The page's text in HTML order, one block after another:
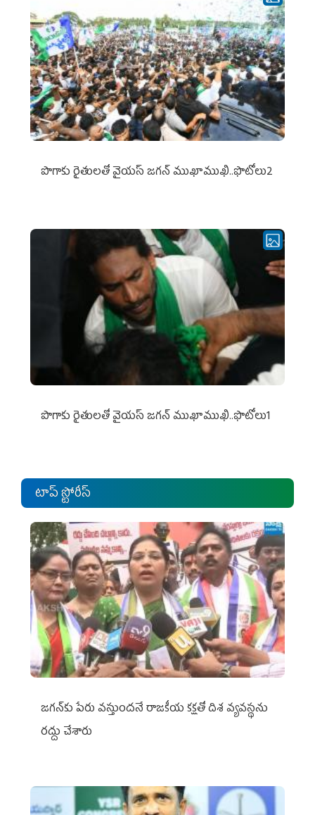
పొగాకు రైతుల‌తో వైయ‌స్ జ‌గ‌న్ ముఖాముఖి..ఫొటోలు2
పొగాకు రైతుల‌తో వైయ‌స్ జ‌గ‌న్ ముఖాముఖి..ఫొటోలు1
టాప్ స్టోరీస్
జగన్‌కు పేరు వస్తుందనే రాజకీయ కక్షతో దిశ వ్య‌వ‌స్థ‌ను
రద్దు చేశారు